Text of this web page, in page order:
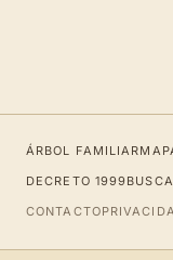
ÁRBOL FAMILIAR
DECRETO 1999
CONTACTO